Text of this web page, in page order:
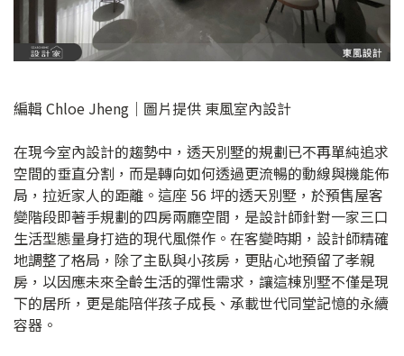
編輯 Chloe Jheng｜圖片提供 東風室內設計
在現今室內設計的趨勢中，透天別墅的規劃已不再單純追求
空間的垂直分割，而是轉向如何透過更流暢的動線與機能佈
局，拉近家人的距離。這座 56 坪的透天別墅，於預售屋客
變階段即著手規劃的四房兩廳空間，是設計師針對一家三口
生活型態量身打造的現代風傑作。在客變時期，設計師精確
地調整了格局，除了主臥與小孩房，更貼心地預留了孝親
房，以因應未來全齡生活的彈性需求，讓這棟別墅不僅是現
下的居所，更是能陪伴孩子成長、承載世代同堂記憶的永續
容器。